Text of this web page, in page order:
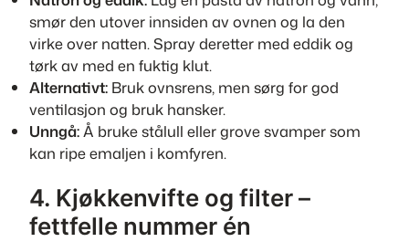
smør den utover innsiden av ovnen og la den
virke over natten. Spray deretter med eddik og
tørk av med en fuktig klut.
Alternativt: Bruk ovnsrens, men sørg for god
ventilasjon og bruk hansker.
Unngå:Å bruke stålull eller grove svamper som
kan ripe emaljen i komfyren.
4. Kjøkkenvifte og filter –
fettfelle nummer én